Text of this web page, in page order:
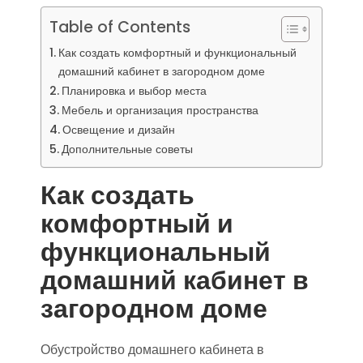
Table of Contents
Как создать комфортный и функциональный
домашний кабинет в загородном доме
Планировка и выбор места
Мебель и организация пространства
Освещение и дизайн
Дополнительные советы
Как создать
комфортный и
функциональный
домашний кабинет в
загородном доме
Обустройство домашнего кабинета в